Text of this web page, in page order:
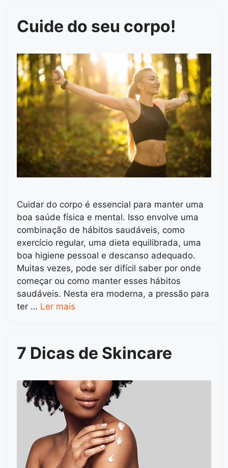
Cuide do seu corpo!
Cuidar do corpo é essencial para manter uma
boa saúde física e mental. Isso envolve uma
combinação de hábitos saudáveis, como
exercício regular, uma dieta equilibrada, uma
boa higiene pessoal e descanso adequado.
Muitas vezes, pode ser difícil saber por onde
começar ou como manter esses hábitos
saudáveis. Nesta era moderna, a pressão para
ter … Ler mais
7 Dicas de Skincare